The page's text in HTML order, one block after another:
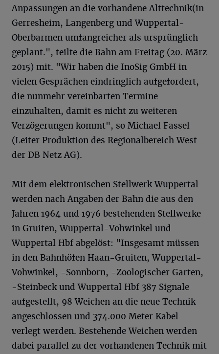
Anpassungen an die vorhandene Alttechnik(in
Gerresheim, Langenberg und Wuppertal-
Oberbarmen umfangreicher als ursprünglich
geplant.", teilte die Bahn am Freitag (20. März
2015) mit. "Wir haben die InoSig GmbH in
vielen Gesprächen eindringlich aufgefordert,
die nunmehr vereinbarten Termine
einzuhalten, damit es nicht zu weiteren
Verzögerungen kommt", so Michael Fassel
(Leiter Produktion des Regionalbereich West
der DB Netz AG).
Mit dem elektronischen Stellwerk Wuppertal
werden nach Angaben der Bahn die aus den
Jahren 1964 und 1976 bestehenden Stellwerke
in Gruiten, Wuppertal-Vohwinkel und
Wuppertal Hbf abgelöst: "Insgesamt müssen
in den Bahnhöfen Haan-Gruiten, Wuppertal-
Vohwinkel, -Sonnborn, -Zoologischer Garten,
-Steinbeck und Wuppertal Hbf 387 Signale
aufgestellt, 98 Weichen an die neue Technik
angeschlossen und 374.000 Meter Kabel
verlegt werden. Bestehende Weichen werden
dabei parallel zu der vorhandenen Technik mit